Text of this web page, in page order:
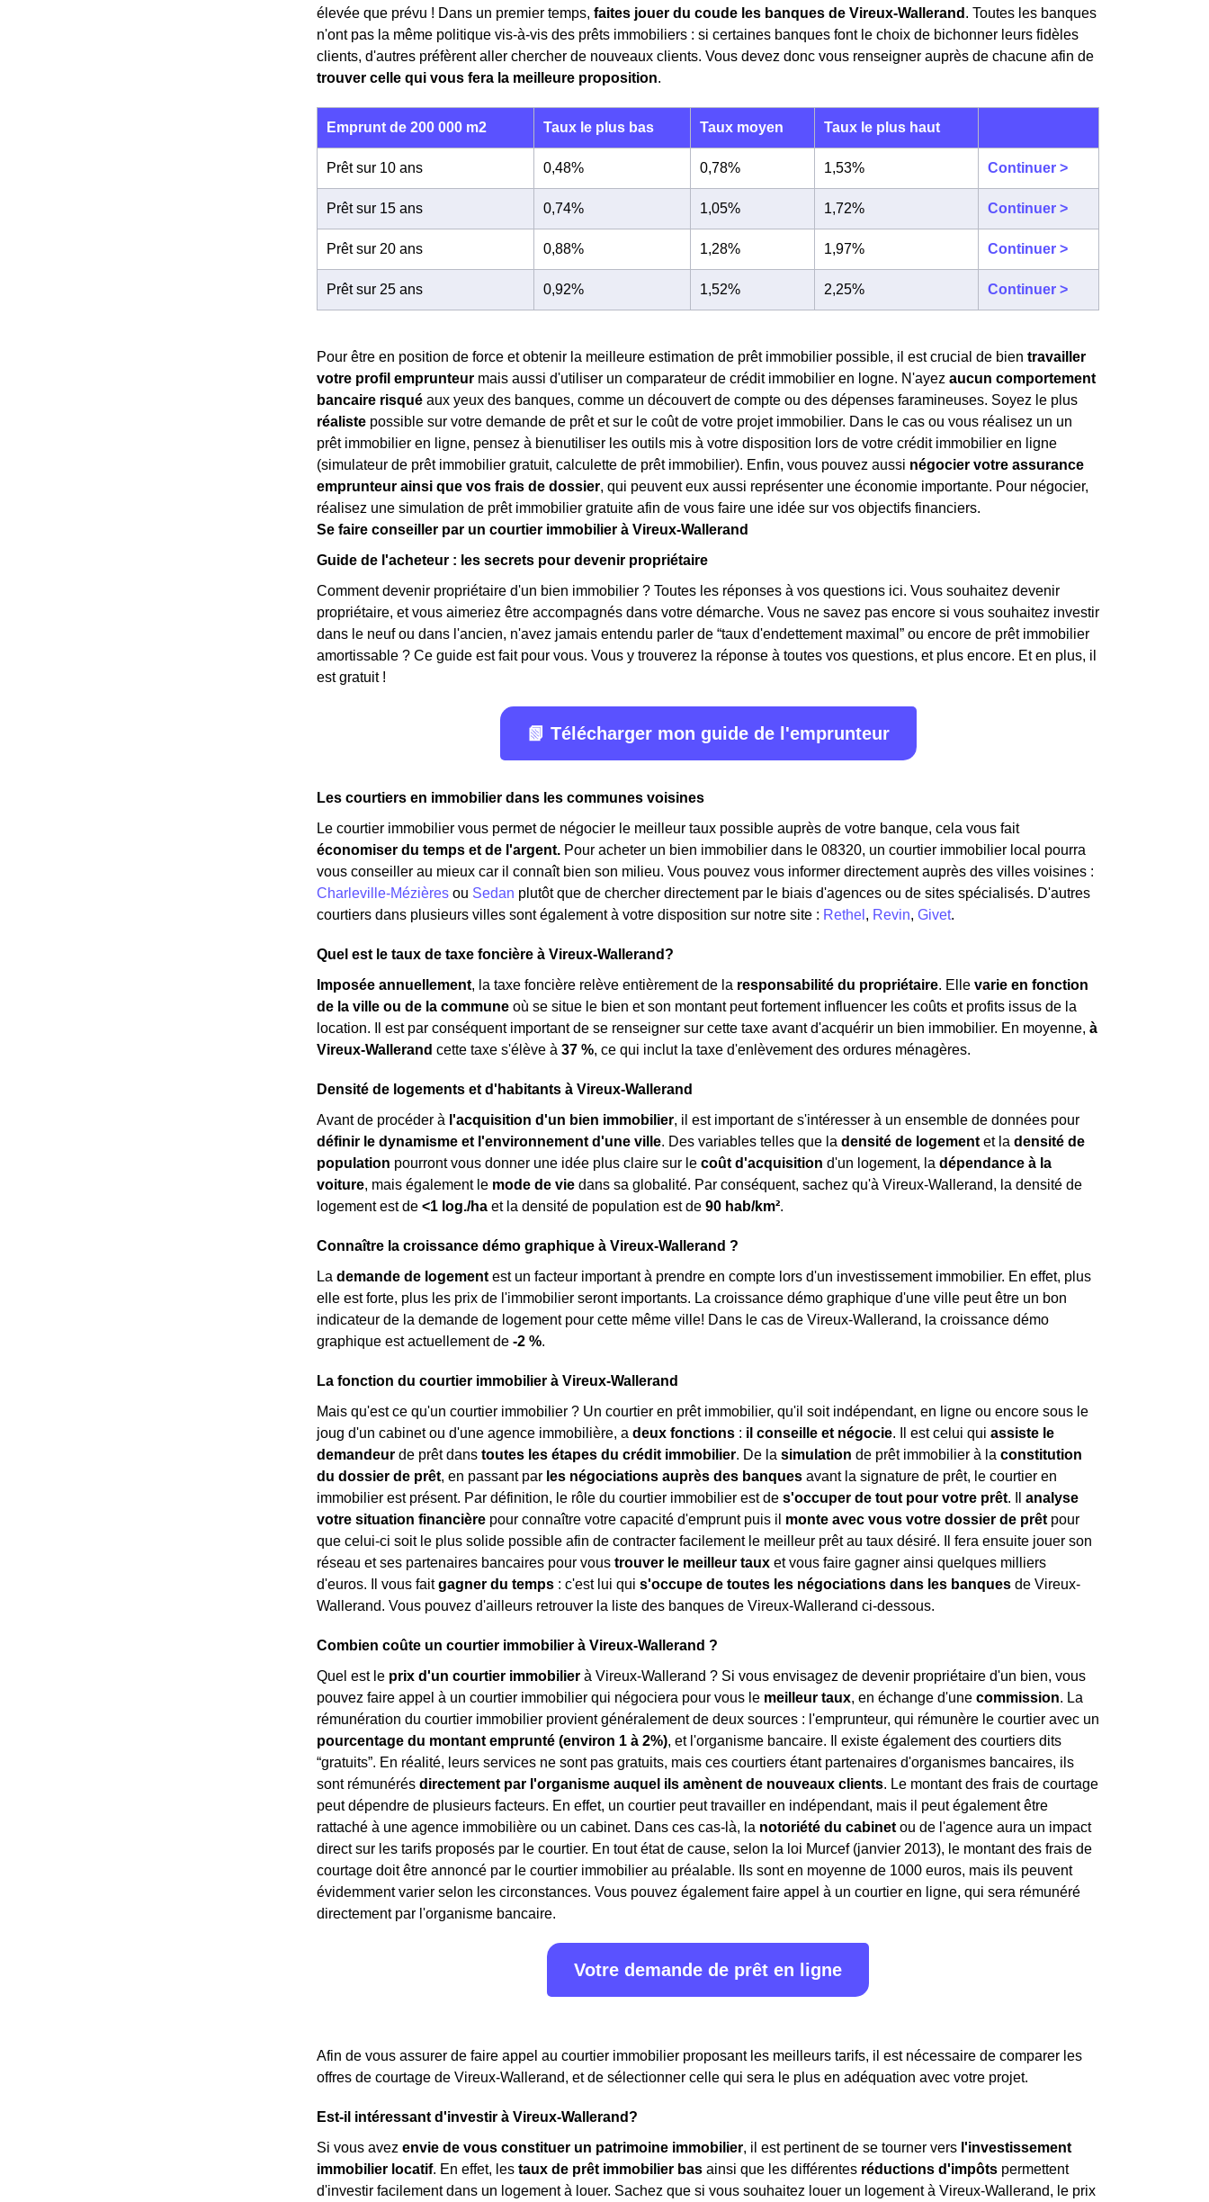
élevée que prévu ! Dans un premier temps, faites jouer du coude les banques de Vireux-Wallerand . Toutes les banques
n'ont pas la même politique vis-à-vis des prêts immobiliers : si certaines banques font le choix de bichonner leurs fidèles
clients, d'autres préfèrent aller chercher de nouveaux clients. Vous devez donc vous renseigner auprès de chacune afin de
trouver celle qui vous fera la meilleure proposition.
Emprunt de 200 000 m2 Taux le plus bas Taux moyen Taux le plus haut
Prêt sur 10 ans 0,48% 0,78% 1,53% Continuer >
Prêt sur 15 ans 0,74% 1,05% 1,72% Continuer >
Prêt sur 20 ans 0,88% 1,28% 1,97% Continuer >
Prêt sur 25 ans 0,92% 1,52% 2,25% Continuer >
Pour être en position de force et obtenir la meilleure estimation de prêt immobilier possible, il est crucial de bien travailler
votre profil emprunteur mais aussi d'utiliser un comparateur de crédit immobilier en logne. N'ayez aucun comportement
bancaire risqué aux yeux des banques, comme un découvert de compte ou des dépenses faramineuses. Soyez le plus
réaliste possible sur votre demande de prêt et sur le coût de votre projet immobilier. Dans le cas ou vous réalisez un un
prêt immobilier en ligne, pensez à bienutiliser les outils mis à votre disposition lors de votre crédit immobilier en ligne
(simulateur de prêt immobilier gratuit, calculette de prêt immobilier). Enfin, vous pouvez aussi négocier votre assurance
emprunteur ainsi que vos frais de dossier, qui peuvent eux aussi représenter une économie importante. Pour négocier,
réalisez une simulation de prêt immobilier gratuite afin de vous faire une idée sur vos objectifs financiers.
Se faire conseiller par un courtier immobilier à Vireux-Wallerand
Guide de l'acheteur : les secrets pour devenir propriétaire
Comment devenir propriétaire d'un bien immobilier ? Toutes les réponses à vos questions ici. Vous souhaitez devenir
propriétaire, et vous aimeriez être accompagnés dans votre démarche. Vous ne savez pas encore si vous souhaitez investir
dans le neuf ou dans l'ancien, n'avez jamais entendu parler de “taux d'endettement maximal” ou encore de prêt immobilier
amortissable ? Ce guide est fait pour vous. Vous y trouverez la réponse à toutes vos questions, et plus encore. Et en plus, il
est gratuit !
📗 Télécharger mon guide de l'emprunteur
Les courtiers en immobilier dans les communes voisines
Le courtier immobilier vous permet de négocier le meilleur taux possible auprès de votre banque, cela vous fait
économiser du temps et de l'argent. Pour acheter un bien immobilier dans le 08320, un courtier immobilier local pourra
vous conseiller au mieux car il connaît bien son milieu. Vous pouvez vous informer directement auprès des villes voisines :
Charleville-Mézières ou Sedan plutôt que de chercher directement par le biais d'agences ou de sites spécialisés. D'autres
courtiers dans plusieurs villes sont également à votre disposition sur notre site : Rethel , Revin, Givet.
Quel est le taux de taxe foncière à Vireux-Wallerand?
Imposée annuellement, la taxe foncière relève entièrement de la responsabilité du propriétaire. Elle varie en fonction
de la ville ou de la commune où se situe le bien et son montant peut fortement influencer les coûts et profits issus de la
location. Il est par conséquent important de se renseigner sur cette taxe avant d'acquérir un bien immobilier. En moyenne, à
Vireux-Wallerand cette taxe s'élève à 37 %, ce qui inclut la taxe d'enlèvement des ordures ménagères.
Densité de logements et d'habitants à Vireux-Wallerand
Avant de procéder à l'acquisition d'un bien immobilier, il est important de s'intéresser à un ensemble de données pour
définir le dynamisme et l'environnement d'une ville. Des variables telles que la densité de logement et la densité de
population pourront vous donner une idée plus claire sur le coût d'acquisition d'un logement, la dépendance à la
voiture, mais également le mode de vie dans sa globalité. Par conséquent, sachez qu'à Vireux-Wallerand, la densité de
logement est de <1 log./ha et la densité de population est de 90 hab/km².
Connaître la croissance démo graphique à Vireux-Wallerand ?
La demande de logement est un facteur important à prendre en compte lors d'un investissement immobilier. En effet, plus
elle est forte, plus les prix de l'immobilier seront importants. La croissance démo graphique d'une ville peut être un bon
indicateur de la demande de logement pour cette même ville! Dans le cas de Vireux-Wallerand, la croissance démo
graphique est actuellement de -2 %.
La fonction du courtier immobilier à Vireux-Wallerand
Mais qu'est ce qu'un courtier immobilier ? Un courtier en prêt immobilier, qu'il soit indépendant, en ligne ou encore sous le
joug d'un cabinet ou d'une agence immobilière, a deux fonctions : il conseille et négocie. Il est celui qui assiste le
demandeur de prêt dans toutes les étapes du crédit immobilier. De la simulation de prêt immobilier à la constitution
du dossier de prêt, en passant par les négociations auprès des banques avant la signature de prêt, le courtier en
immobilier est présent. Par définition, le rôle du courtier immobilier est de s'occuper de tout pour votre prêt. Il
analyse
votre situation financière pour connaître votre capacité d'emprunt puis il monte avec vous votre dossier de prêt pour
que celui-ci soit le plus solide possible afin de contracter facilement le meilleur prêt au taux désiré. Il fera ensuite jouer son
réseau et ses partenaires bancaires pour vous trouver le meilleur taux et vous faire gagner ainsi quelques milliers
d'euros. Il vous faitgagner du temps : c'est lui qui s'occupe de toutes les négociations dans les banques de Vireux-
Wallerand. Vous pouvez d'ailleurs retrouver la liste des banques de Vireux-Wallerand ci-dessous.
Combien coûte un courtier immobilier à Vireux-Wallerand ?
Quel est le prix d'un courtier immobilier à Vireux-Wallerand ? Si vous envisagez de devenir propriétaire d'un bien, vous
pouvez faire appel à un courtier immobilier qui négociera pour vous le meilleur taux, en échange d'une commission. La
rémunération du courtier immobilier provient généralement de deux sources : l'emprunteur, qui rémunère le courtier avec un
pourcentage du montant emprunté (environ 1 à 2%), et l'organisme bancaire. Il existe également des courtiers dits
“gratuits”. En réalité, leurs services ne sont pas gratuits, mais ces courtiers étant partenaires d'organismes bancaires, ils
sont rémunérés directement par l'organisme auquel ils amènent de nouveaux clients. Le montant des frais de courtage
peut dépendre de plusieurs facteurs. En effet, un courtier peut travailler en indépendant, mais il peut également être
rattaché à une agence immobilière ou un cabinet. Dans ces cas-là, la notoriété du cabinet ou de l'agence aura un impact
direct sur les tarifs proposés par le courtier. En tout état de cause, selon la loi Murcef (janvier 2013), le montant des frais de
courtage doit être annoncé par le courtier immobilier au préalable. Ils sont en moyenne de 1000 euros, mais ils peuvent
évidemment varier selon les circonstances. Vous pouvez également faire appel à un courtier en ligne, qui sera rémunéré
directement par l'organisme bancaire.
Votre demande de prêt en ligne
Afin de vous assurer de faire appel au courtier immobilier proposant les meilleurs tarifs, il est nécessaire de comparer les
offres de courtage de Vireux-Wallerand, et de sélectionner celle qui sera le plus en adéquation avec votre projet.
Est-il intéressant d'investir à Vireux-Wallerand?
Si vous avez envie de vous constituer un patrimoine immobilier, il est pertinent de se tourner vers l'investissement
immobilier locatif. En effet, les taux de prêt immobilier bas ainsi que les différentes réductions d'impôts permettent
d'investir facilement dans un logement à louer. Sachez que si vous souhaitez louer un logement à Vireux-Wallerand, le prix